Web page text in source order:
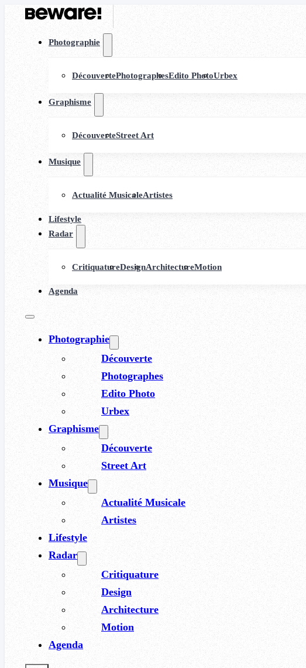
Photographie
DécouvertePhotographesEdito PhotoUrbex
Graphisme
DécouverteStreet Art
Musique
Actualité MusicaleArtistes
Lifestyle
Radar
CritiquatureDesignArchitectureMotion
Agenda
Photographie
Découverte
Photographes
Edito Photo
Urbex
Graphisme
Découverte
Street Art
Musique
Actualité Musicale
Artistes
Lifestyle
Radar
Critiquature
Design
Architecture
Motion
Agenda